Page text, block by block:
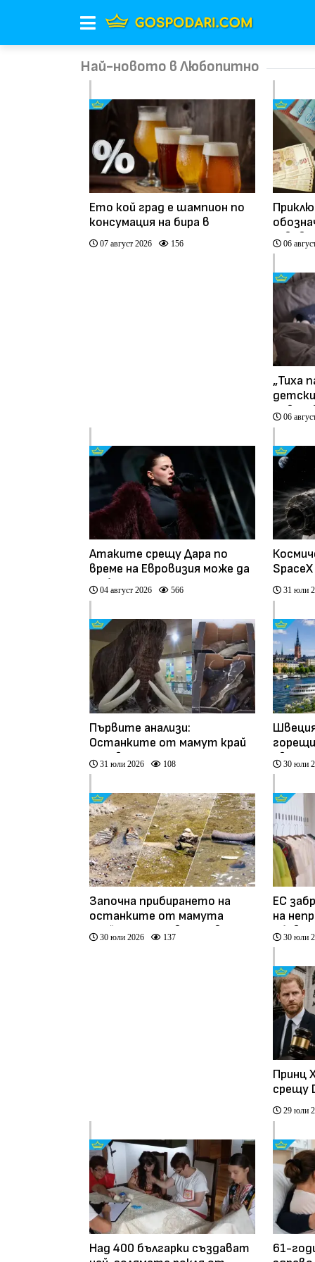
Най-новото в Любопитно
Ето кой град е шампион по
консумация на бира в
България
07 август 2026 156
левове
06
„Тиха
06
Атаките срещу Дара по
време на Евровизия може да
са били част от
координирана
04 август 2026 566 31 юли
Първите анализи:
Останките от мамут край
Ряхово са на между 10 000 и
20 000 години (видео)
31 юли 2026 108
Европа
30 юли
Започна прибирането на
останките от мамута
край Русе, очакват нови
находки
30 юли 2026 137
ЕС
на
обувки
(видео)
30 юли
Принц
срещу
плати
29 юли
Над 400 българки създават
61-